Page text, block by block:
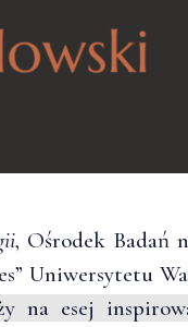
, Ośrodek Badań
Uniwersytetu
na esej